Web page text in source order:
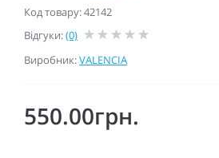
Код товару: 42142
Відгуки:(0)
Виробник:VALENCIA
550.00грн.